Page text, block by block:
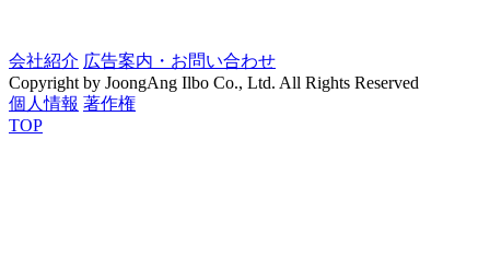
会社紹介 広告案内・お問い合わせ
Copyright by JoongAng Ilbo Co., Ltd. All Rights Reserved
個人情報 著作権
TOP